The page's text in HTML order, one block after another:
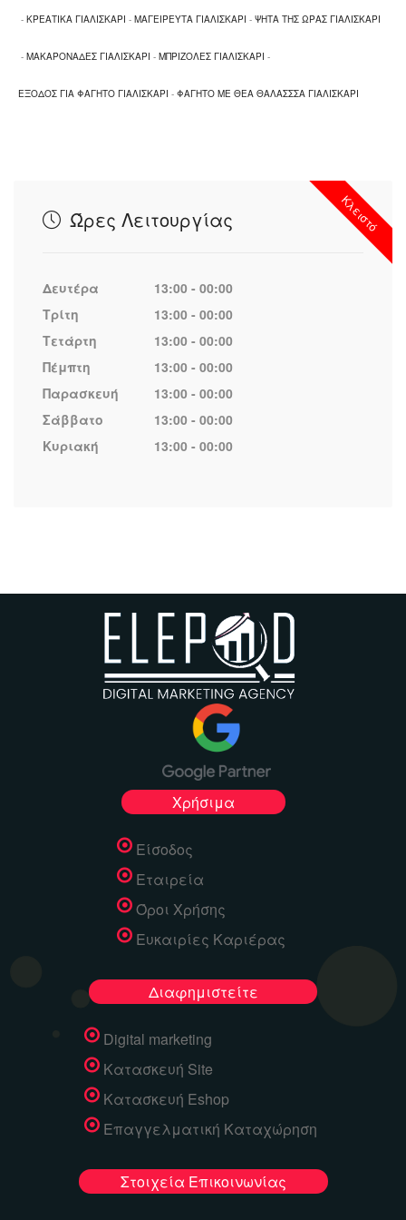
- ΚΡΕΑΤΙΚΑ ΓΙΑΛΙΣΚΑΡΙ - ΜΑΓΕΙΡΕΥΤΑ ΓΙΑΛΙΣΚΑΡΙ - ΨΗΤΑ ΤΗΣ ΩΡΑΣ ΓΙΑΛΙΣΚΑΡΙ
- ΜΑΚΑΡΟΝΑΔΕΣ ΓΙΑΛΙΣΚΑΡΙ - ΜΠΡΙΖΟΛΕΣ ΓΙΑΛΙΣΚΑΡΙ -
ΕΞΟΔΟΣ ΓΙΑ ΦΑΓΗΤΟ ΓΙΑΛΙΣΚΑΡΙ - ΦΑΓΗΤΟ ΜΕ ΘΕΑ ΘΑΛΑΣΣΣΑ ΓΙΑΛΙΣΚΑΡΙ
Κλειστό
Ώρες Λειτουργίας
Δευτέρα
13:00 - 00:00
Τρίτη
13:00 - 00:00
Τετάρτη
13:00 - 00:00
Πέμπτη
13:00 - 00:00
Παρασκευή
13:00 - 00:00
Σάββατο
13:00 - 00:00
Κυριακή
13:00 - 00:00
Χρήσιμα
Είσοδος
Εταιρεία
Όροι Χρήσης
Ευκαιρίες Καριέρας
Διαφημιστείτε
Digital marketing
Κατασκευή Site
Κατασκευή Eshop
Επαγγελματική Καταχώρηση
Στοιχεία Επικοινωνίας